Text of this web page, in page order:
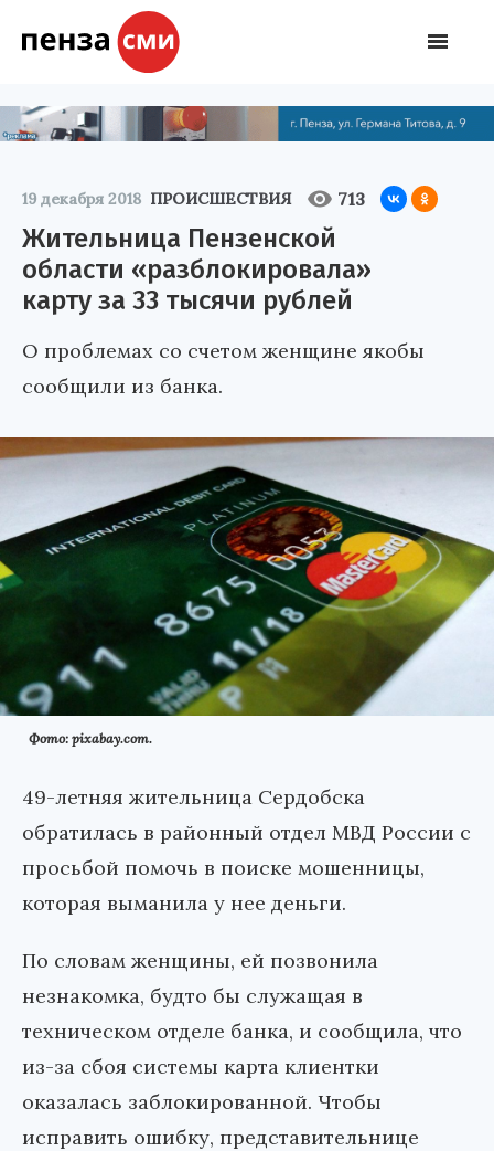
19 декабря 2018 ПРОИСШЕСТВИЯ 713
Жительница Пензенской
области «разблокировала»
карту за 33 тысячи рублей
О проблемах со счетом женщине якобы
сообщили из банка.
Фото: pixabay.com.
49-летняя жительница Сердобска
обратилась в районный отдел МВД России с
просьбой помочь в поиске мошенницы,
которая выманила у нее деньги.
По словам женщины, ей позвонила
незнакомка, будто бы служащая в
техническом отделе банка, и сообщила, что
из-за сбоя системы карта клиентки
оказалась заблокированной. Чтобы
исправить ошибку, представительнице